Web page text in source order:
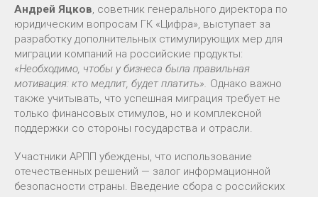
Андрей Яцков, советник генерального директора по
юридическим вопросам ГК «Цифра», выступает за
разработку дополнительных стимулирующих мер для
миграции компаний на российские продукты:
«Необходимо, чтобы у бизнеса была правильная
мотивация: кто медлит, будет платить». Однако важно
также учитывать, что успешная миграция требует не
только финансовых стимулов, но и комплексной
поддержки со стороны государства и отрасли.
Участники АРПП убеждены, что использование
отечественных решений — залог информационной
безопасности страны. Введение сбора с российских